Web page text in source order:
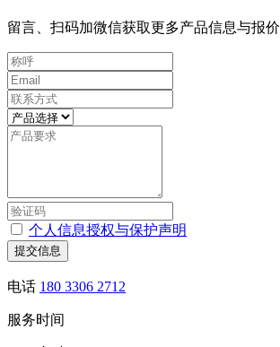
留言、扫码加微信获取更多产品信息与报价
个人信息授权与保护声明
提交信息
电话 180 3306 2712
服务时间